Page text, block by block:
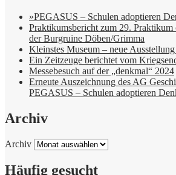
»PEGASUS – Schulen adoptieren
Praktikumsbericht zum 29.
der Burgruine Döben/Grimma
Kleinstes Museum – neue
Ein Zeitzeuge berichtet vom
Messebesuch auf der „denkmal“ 2024
Erneute Auszeichnung des AG
PEGASUS – Schulen adoptieren
Archiv
Archiv
Häufig gesucht